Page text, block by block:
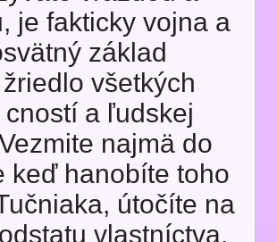
je fakticky vojna a
základ
všetkých
a ľudskej
najmä do
keď hanobíte toho
útočíte na
vlastníctva.